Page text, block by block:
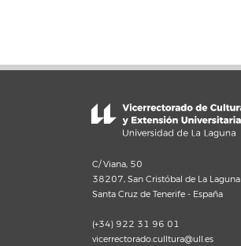
C/ Viana, 50
38207, San Cristóbal de La Laguna
Santa Cruz de Tenerife - España
(+34) 922 31 96 01
vicerrectorado.culltura@ull.es